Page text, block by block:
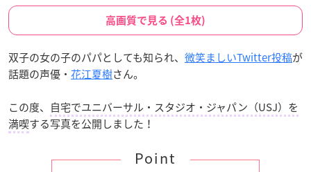
高画質で見る (全1枚)
双子の女の子のパパとしても知られ、 微笑ましいTwitter投稿が
話題の声優・ 花江夏樹さん。
この度、 自宅でユニバーサル・スタジオ・ジャパン（USJ）を
満喫する写真を公開しました！
Point